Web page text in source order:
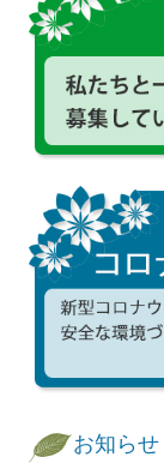
お知らせ